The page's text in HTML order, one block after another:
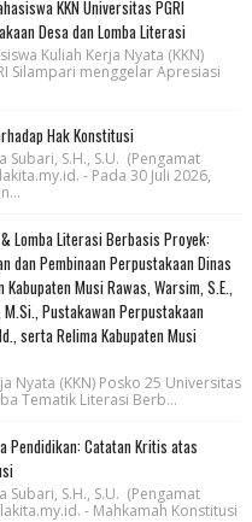
KKN Universitas PGRI
Desa dan Lomba Literasi
Kuliah Kerja Nyata (KKN)
Silampari menggelar Apresiasi
Hak Konstitusi
Subari, S.H., S.U. (Pengamat
- Pada 30 Juli 2026,
Lomba Literasi Berbasis Proyek:
dan Pembinaan Perpustakaan Dinas
Musi Rawas, Warsim, S.E.,
Pustakawan Perpustakaan
serta Relima Kabupaten Musi
Nyata (KKN) Posko 25 Universitas
Tematik Literasi Berb...
Pendidikan: Catatan Kritis atas
Subari, S.H., S.U. (Pengamat
- Mahkamah Konstitusi